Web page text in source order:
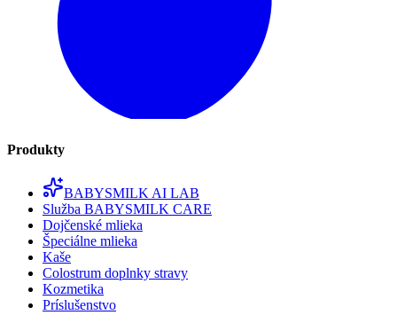
Produkty
BABYSMILK AI LAB
Služba BABYSMILK CARE
Dojčenské mlieka
Špeciálne mlieka
Kaše
Colostrum doplnky stravy
Kozmetika
Príslušenstvo